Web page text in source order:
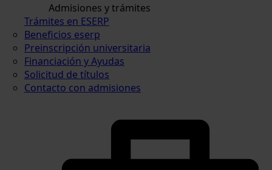
Admisiones y trámites
Trámites en ESERP
Beneficios eserp
Preinscripción universitaria
Financiación y Ayudas
Solicitud de títulos
Contacto con admisiones